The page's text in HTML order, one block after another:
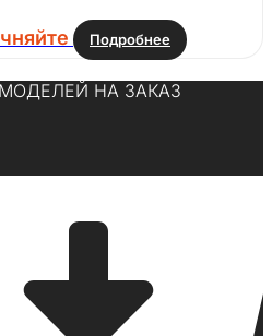
Подробнее
НА ЗАКАЗ